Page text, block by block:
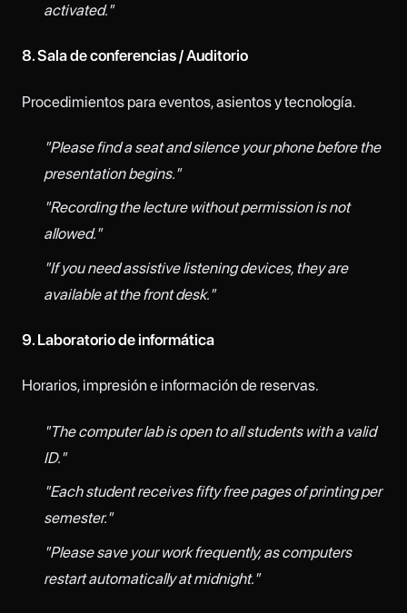
activated."
8. Sala de conferencias / Auditorio
Procedimientos para eventos, asientos y tecnología.
"Please find a seat and silence your phone before the
presentation begins."
"Recording the lecture without permission is not
allowed."
"If you need assistive listening devices, they are
available at the front desk."
9. Laboratorio de informática
Horarios, impresión e información de reservas.
"The computer lab is open to all students with a valid
ID."
"Each student receives fifty free pages of printing per
semester."
"Please save your work frequently, as computers
restart automatically at midnight."